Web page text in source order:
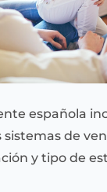
española
de
y tipo de